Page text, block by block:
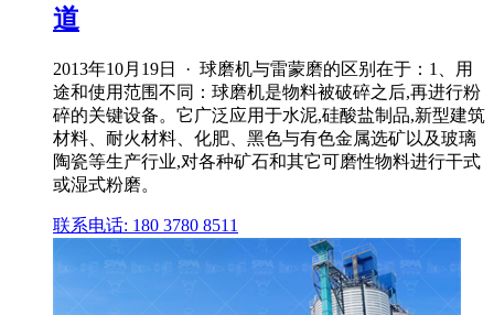
道
2013年10月19日 · 球磨机与雷蒙磨的区别在于：1、用
途和使用范围不同：球磨机是物料被破碎之后,再进行粉
碎的关键设备。它广泛应用于水泥,硅酸盐制品,新型建筑
材料、耐火材料、化肥、黑色与有色金属选矿以及玻璃
陶瓷等生产行业,对各种矿石和其它可磨性物料进行干式
或湿式粉磨。
联系电话: 180 3780 8511